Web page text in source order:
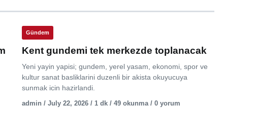
Gündem
Kent gundemi tek merkezde toplanacak
Yeni yayin yapisi; gundem, yerel yasam, ekonomi, spor ve
kultur sanat basliklarini duzenli bir akista okuyucuya
sunmak icin hazirlandi.
admin / July 22, 2026 / 1 dk / 49 okunma / 0 yorum